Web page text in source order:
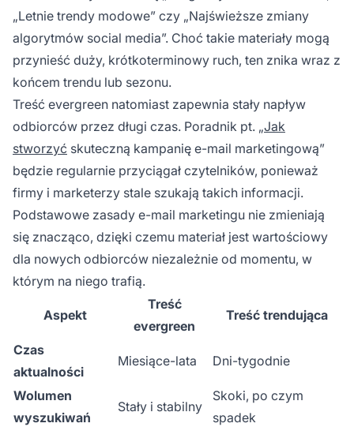
„Letnie trendy modowe” czy „Najświeższe zmiany
algorytmów social media”. Choć takie materiały mogą
przynieść duży, krótkoterminowy ruch, ten znika wraz z
końcem trendu lub sezonu.
Treść evergreen natomiast zapewnia stały napływ
odbiorców przez długi czas. Poradnik pt. „Jak
stworzyć skuteczną kampanię e-mail marketingową”
będzie regularnie przyciągał czytelników, ponieważ
firmy i marketerzy stale szukają takich informacji.
Podstawowe zasady e-mail marketingu nie zmieniają
się znacząco, dzięki czemu materiał jest wartościowy
dla nowych odbiorców niezależnie od momentu, w
którym na niego trafią.
Aspekt
Treść
evergreen
Treść trendująca
Czas
aktualności
Miesiące-lata Dni-tygodnie
Wolumen
wyszukiwań
Stały i stabilny
Skoki, po czym
spadek